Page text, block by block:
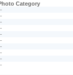
Category